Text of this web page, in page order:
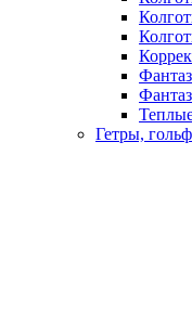
Гетры,